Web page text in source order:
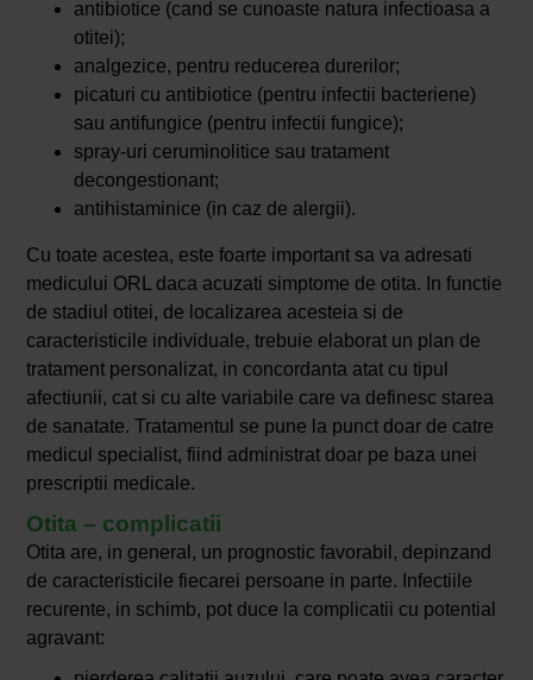
antibiotice (cand se cunoaste natura infectioasa a
otitei);
analgezice, pentru reducerea durerilor;
picaturi cu antibiotice (pentru infectii bacteriene)
sau antifungice (pentru infectii fungice);
spray-uri ceruminolitice sau tratament
decongestionant;
antihistaminice (in caz de alergii).
Cu toate acestea, este foarte important sa va adresati
medicului ORL daca acuzati simptome de otita. In functie
de stadiul otitei, de localizarea acesteia si de
caracteristicile individuale, trebuie elaborat un plan de
tratament personalizat, in concordanta atat cu tipul
afectiunii, cat si cu alte variabile care va definesc starea
de sanatate. Tratamentul se pune la punct doar de catre
medicul specialist, fiind administrat doar pe baza unei
prescriptii medicale.
Otita – complicatii
Otita are, in general, un prognostic favorabil, depinzand
de caracteristicile fiecarei persoane in parte. Infectiile
recurente, in schimb, pot duce la complicatii cu potential
agravant: